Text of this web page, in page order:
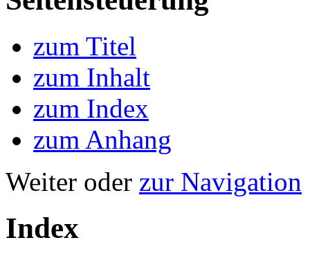
zum Titel
zum Inhalt
zum Index
zum Anhang
Weiter oder zur Navigation
Index